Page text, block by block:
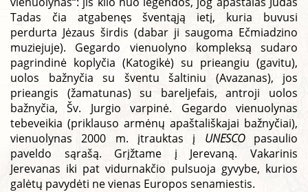
Tadas čia atgabenęs šventąją ietį, kuria buvusi
perdurta Jėzaus širdis (dabar ji saugoma Ečmiadzino
muziejuje). Gegardo vienuolyno kompleksą sudaro
pagrindinė koplyčia (Katogikė) su prieangiu (gavitu),
uolos bažnyčia su šventu šaltiniu (Avazanas), jos
prieangis (žamatunas) su bareljefais, antroji uolos
bažnyčia, Šv. Jurgio varpinė. Gegardo vienuolynas
tebeveikia (priklauso armėnų apaštališkajai bažnyčiai),
vienuolynas 2000 m. įtrauktas į UNESCOpasaulio
paveldo sąrašą. Grįžtame į Jerevaną. Vakarinis
Jerevanas iki pat vidurnakčio pulsuoja gyvybe, kurios
galėtų pavydėti ne vienas Europos senamiestis.